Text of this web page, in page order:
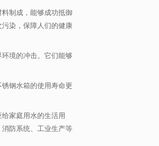
制成，能够成功抵御
染，保障人们的健康
境的冲击。它们能够
钢水箱的使用寿命更
家庭用水的生活用
防系统、工业生产等